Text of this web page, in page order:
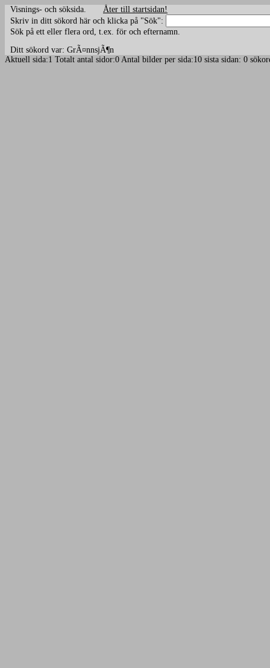
Visnings- och söksida. Åter till startsidan!
Skriv in ditt sökord här och klicka på "Sök":
Sök på ett eller flera ord, t.ex. för och efternamn.
Ditt sökord var: GrÃ¤nnsjÃ¶n
Aktuell sida:1 Totalt antal sidor:0 Antal bilder per sida:10 sista sidan: 0